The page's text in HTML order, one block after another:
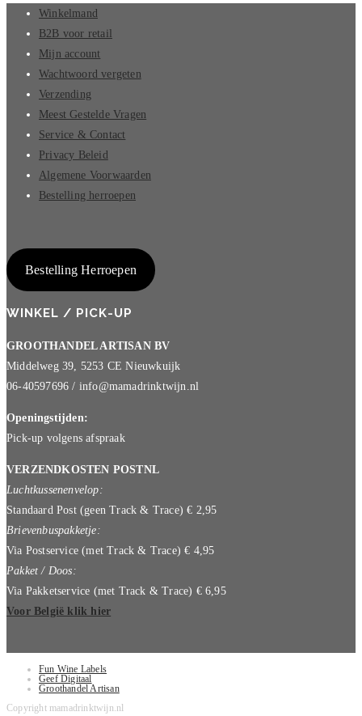
Winkelmand
B2B voor retail
Mijn account
Wachtwoord vergeten
Verzending
Meest Gestelde Vragen
Service & Contact
Privacy Beleid
Algemene Voorwaarden
Bestelling herroepen
Bestelling Herroepen
WINKEL / PICK-UP
GROOTHANDEL ARTISAN BV
Middelweg 39, 5253 CE Nieuwkuijk
06-40597696 / info@mamadrinktwijn.nl
Openingstijden:
Pick-up volgens afspraak
VERZENDKOSTEN POSTNL
Luchtkussenenvelop:
Standaard Post (geen Track & Trace) € 2,95
Brievenbuspakketje:
Via Postservice (met Track & Trace) € 4,95
Pakket / Doos:
Via Pakketservice (met Track & Trace) € 6,95
Voor België klik hier
Fun Wine Labels
Geef Digitaal
Groothandel Artisan
Copyright mamadrinktwijn.nl